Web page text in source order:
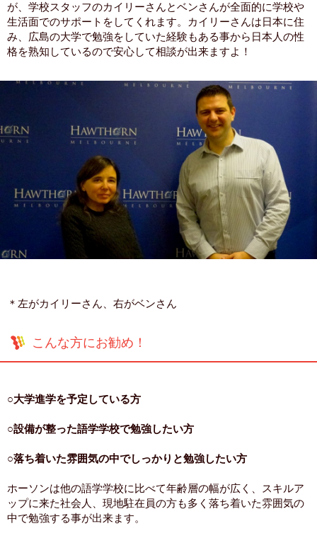
が、学校スタッフのカイリーさんとベンさんが全面的に学校や
生活面でのサポートをしてくれます。カイリーさんは日本に住
み、広島の大学で勉強をしていた経験もある事から日本人の性
格を熟知しているので安心して相談が出来ますよ！
＊左がカイリーさん、右がベンさん
こんな方にお勧め！
○大学進学を予定している方
○設備が整った語学学校で勉強したい方
○落ち着いた雰囲気の中でしっかりと勉強したい方
ホーソンは他の語学学校に比べて年齢層の幅が広く、スキルア
ップに来た社会人、現地駐在員の方も多く落ち着いた雰囲気の
中で勉強する事が出来ます。